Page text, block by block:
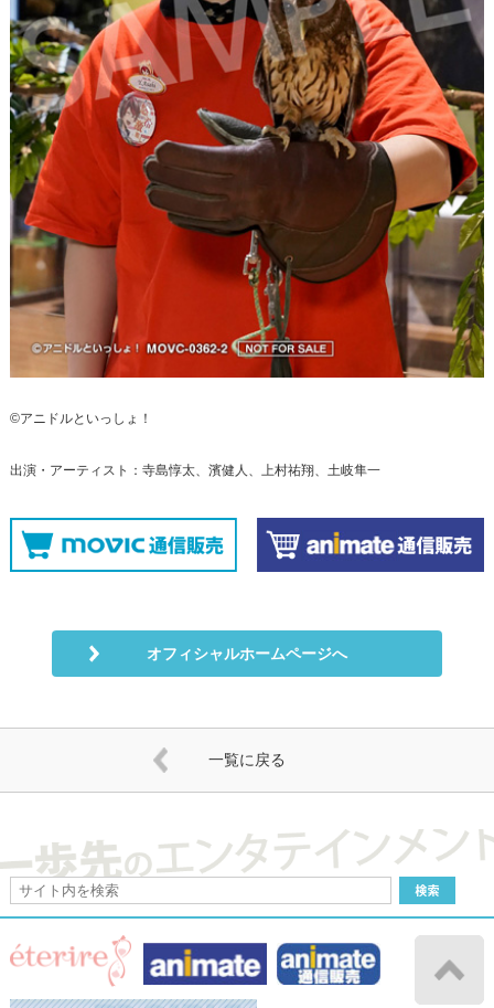
©アニドルといっしょ！
出演・アーティスト：寺島惇太、濱健人、上村祐翔、土岐隼一
オフィシャルホームページへ
一覧に戻る